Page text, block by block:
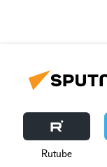
Rutube